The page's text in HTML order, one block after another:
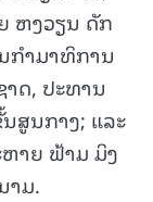
ຫງວຽນ ດັກ
ກໍາມາທິການ
ດ, ປະທານ
ສູນກາງ; ແລະ
ຫາຍ ຟ້າມ ມິງ
າມ.